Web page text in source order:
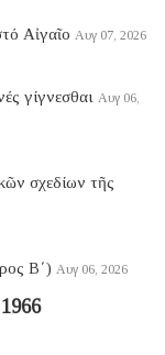
Αἰγαῖο Αυγ 07, 2026
γίγνεσθαι Αυγ 06,
σχεδίων τῆς
B΄) Αυγ 06, 2026